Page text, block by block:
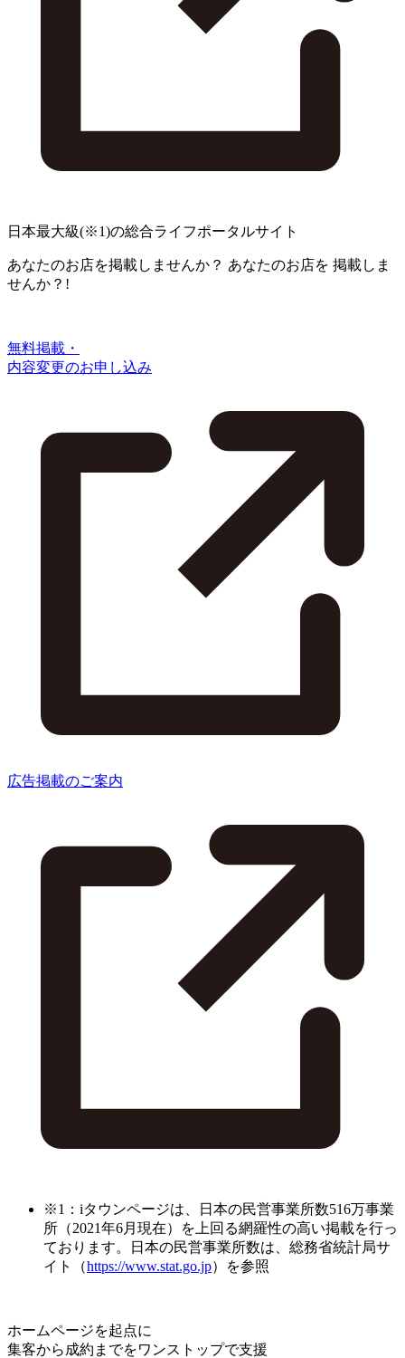
日本最大級(※1)の総合ライフポータルサイト
あなたのお店を掲載しませんか？ あなたのお店を 掲載しま
せんか？!
無料掲載・
内容変更のお申し込み
広告掲載のご案内
※1：iタウンページは、日本の民営事業所数516万事業
所（2021年6月現在）を上回る網羅性の高い掲載を行っ
ております。日本の民営事業所数は、総務省統計局サ
イト（https://www.stat.go.jp）を参照
ホームページを起点に
集客から成約までをワンストップで支援